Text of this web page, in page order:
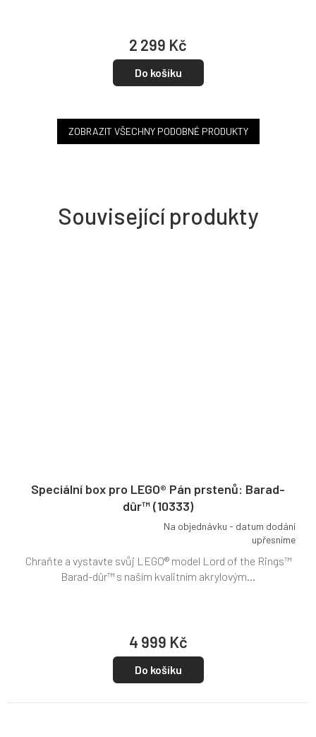
Související produkty
Speciální box pro LEGO® Pán prstenů: Barad-
dûr™ (10333)
produktu
Na objednávku - datum dodání
upřesníme
4 999 Kč
Do košíku
Chraňte a vystavte svůj LEGO® model Lord of the Rings™
Barad-dûr™ s naším kvalitním akrylovým...
2 299 Kč
Do košíku
ZOBRAZIT VŠECHNY PODOBNÉ PRODUKTY